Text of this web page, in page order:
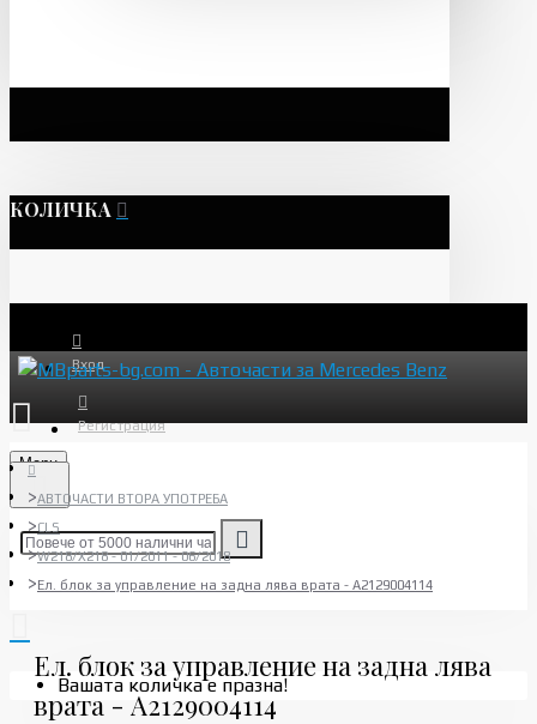
КОЛИЧКА
Вход
Регистрация
Menu
Вашата количка е празна!
АВТОЧАСТИ ВТОРА УПОТРЕБА
CLS
W218/X218 - 01/2011 - 06/2018
Ел. блок за управление на задна лява врата - A2129004114
Ел. блок за управление на задна лява
врата - A2129004114